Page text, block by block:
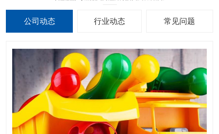
公司动态 行业动态 常见问题